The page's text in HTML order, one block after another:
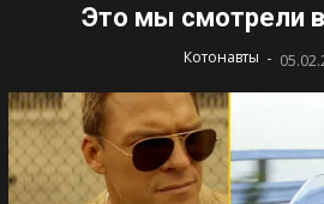
Это мы смотрели
Котонавты -